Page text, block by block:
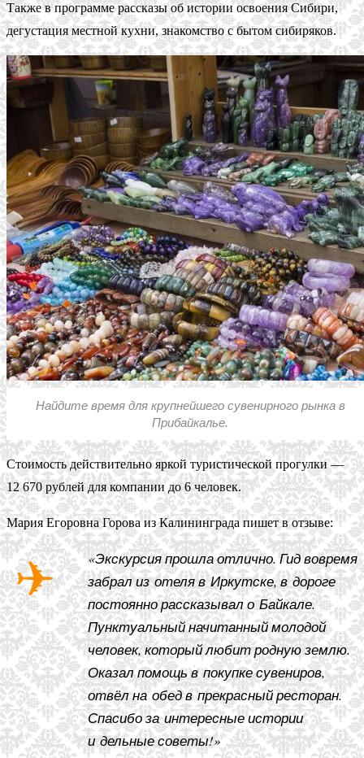
Также в программе рассказы об истории освоения Сибири,
дегустация местной кухни, знакомство с бытом сибиряков.
Найдите время для крупнейшего сувенирного рынка в
Прибайкалье.
Стоимость действительно яркой туристической прогулки —
12 670 рублей для компании до 6 человек.
Мария Егоровна Горова из Калининграда пишет в отзыве:
«Экскурсия прошла отлично. Гид вовремя
забрал из отеля в Иркутске, в дороге
постоянно рассказывал о Байкале.
Пунктуальный начитанный молодой
человек, который любит родную землю.
Оказал помощь в покупке сувениров,
отвёл на обед в прекрасный ресторан.
Спасибо за интересные истории
и дельные советы!»